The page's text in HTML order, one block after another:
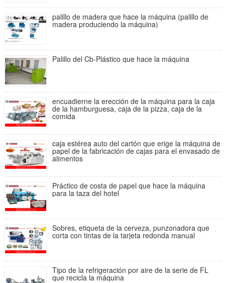
palillo de madera que hace la máquina (palillo de
madera produciendo la máquina)
Palillo del Cb-Plástico que hace la máquina
encuadierne la erección de la máquina para la caja
de la hamburguesa, caja de la pizza, caja de la
comida
caja estérea auto del cartón que erige la máquina de
papel de la fabricación de cajas para el envasado de
alimentos
Práctico de costa de papel que hace la máquina
para la taza del hotel
Sobres, etiqueta de la cerveza, punzonadora que
corta con tintas de la tarjeta redonda manual
Tipo de la refrigeración por aire de la serie de FL
que recicla la máquina